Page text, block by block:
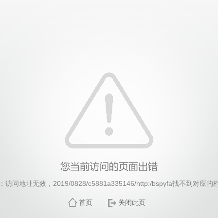
访问地址无效，2019/0828/c5881a335146/http:/bspyfa找不到对应的
首页 关闭此页